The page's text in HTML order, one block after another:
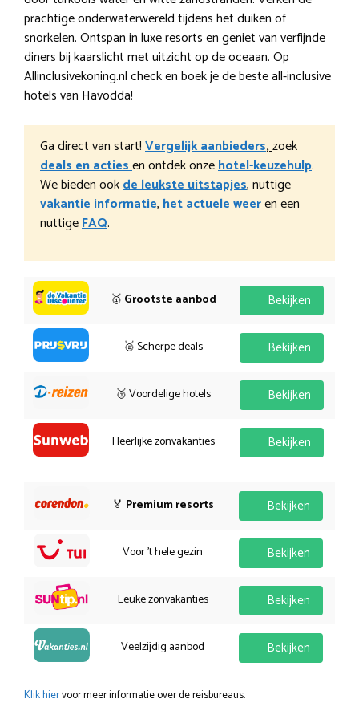
prachtige onderwaterwereld tijdens het duiken of
snorkelen. Ontspan in luxe resorts en geniet van verfijnde
diners bij kaarslicht met uitzicht op de oceaan. Op
Allinclusivekoning.nl check en boek je de beste all-inclusive
hotels van Havodda!
Ga direct van start!Vergelijk aanbieders,zoek
deals en actiesen ontdek onzehotel-keuzehulp.
We bieden ookde leukste uitstapjes, nuttige
vakantie informatie,het actuele weeren een
nuttigeFAQ.
🥇 Grootste aanbod Bekijken
🥈 Scherpe deals Bekijken
🥉 Voordelige hotels Bekijken
Heerlijke zonvakanties Bekijken
🏅 Premium resorts Bekijken
Voor 't hele gezin Bekijken
Leuke zonvakanties Bekijken
Veelzijdig aanbod Bekijken
Klik hiervoor meer informatie over de reisbureaus.